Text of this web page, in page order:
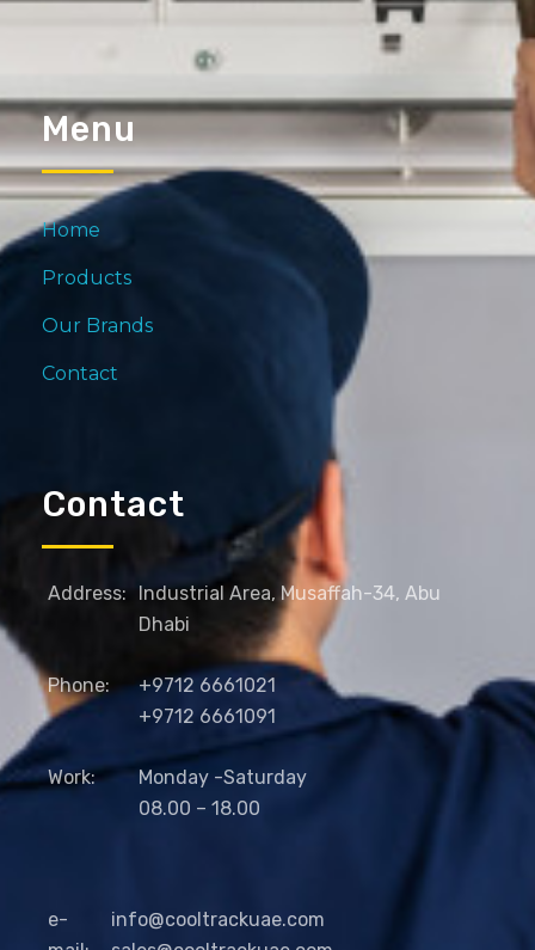
Menu
Home
Products
Our Brands
Contact
Contact
Address: Industrial Area, Musaffah-34, Abu
Dhabi
Phone:
+9712 6661021
+9712 6661091
Work:
Monday -Saturday
08.00 – 18.00
e-
info@cooltrackuae.com